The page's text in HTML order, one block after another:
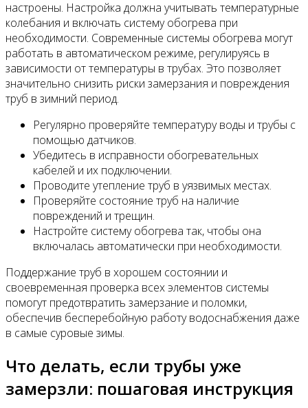
настроены. Настройка должна учитывать температурные
колебания и включать систему обогрева при
необходимости. Современные системы обогрева могут
работать в автоматическом режиме, регулируясь в
зависимости от температуры в трубах. Это позволяет
значительно снизить риски замерзания и повреждения
труб в зимний период.
Регулярно проверяйте температуру воды и трубы с
помощью датчиков.
Убедитесь в исправности обогревательных
кабелей и их подключении.
Проводите утепление труб в уязвимых местах.
Проверяйте состояние труб на наличие
повреждений и трещин.
Настройте систему обогрева так, чтобы она
включалась автоматически при необходимости.
Поддержание труб в хорошем состоянии и
своевременная проверка всех элементов системы
помогут предотвратить замерзание и поломки,
обеспечив бесперебойную работу водоснабжения даже
в самые суровые зимы.
Что делать, если трубы уже
замерзли: пошаговая инструкция